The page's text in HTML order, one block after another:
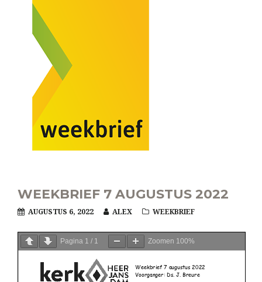
WEEKBRIEF 7 AUGUSTUS 2022
AUGUSTUS 6, 2022 ALEX WEEKBRIEF
Pagina 1 / 1 Zoomen 100%